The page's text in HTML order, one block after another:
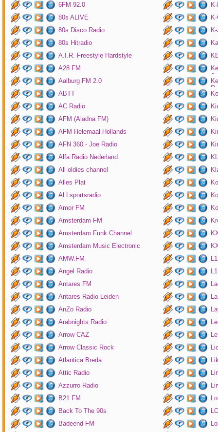
6FM 92.0
80s ALIVE
80s Disco Radio
80s Hitradio
A.I.R. Freestyle Hardstyle
A28 FM
Aalburg FM 2.0
ABTT
AC Radio
AFM (Aladna FM)
AFM Helemaal Hollands
AFN 360 - Joe Radio
Alfa Radio Nederland
All oldies channel
Alles Plat
ALLsportsradio
Amor FM
Amsterdam FM
Amsterdam Funk Channel
Amsterdam Music Electronic
AMW.FM
Angel Radio
Antares FM
Antares Radio Leiden
AnZo Radio
Arabnights Radio
Arrow CAZ
Arrow Classic Rock
Atlantica Breda
Attic Radio
Azzurro Radio
B21 FM
Back To The 90s
Badeend FM